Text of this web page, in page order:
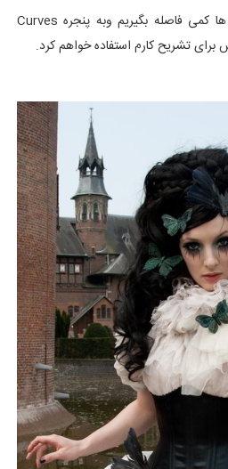
اجازه بدهید از مبحث پیکسل ها کمی فاصله بگیریم وبه پنجره Curves
برای تشریح کارم استفاده خواهم کرد.